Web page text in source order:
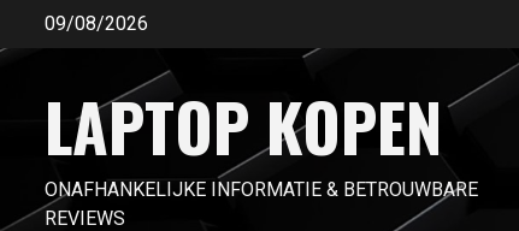
inhoud
09/08/2026
LAPTOP KOPEN
ONAFHANKELIJKE INFORMATIE & BETROUWBARE
REVIEWS